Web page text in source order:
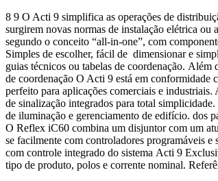
8 9 O Acti 9 simplifica as operações de
surgirem novas normas de instalação elétrica
segundo o conceito “all-in-one”, com
Simples de escolher, fácil de dimensionar e
guias técnicos ou tabelas de coordenação.
de coordenação O Acti 9 está em
perfeito para aplicações comerciais e
de sinalização integrados para total
de iluminação e gerenciamento de edifício. dos
O Reflex iC60 combina um disjuntor com um
se facilmente com controladores programáveis
com controle integrado do sistema Acti 9
tipo de produto, polos e corrente nominal.